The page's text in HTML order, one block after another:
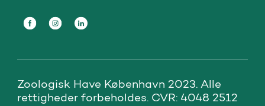
Zoologisk Have København 2023. Alle
rettigheder forbeholdes. CVR: 4048 2512